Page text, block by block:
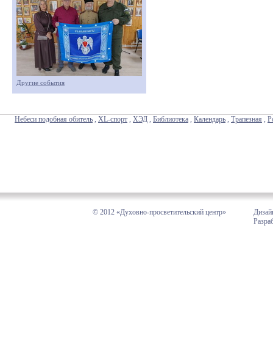
Другие события
Небеси подобная обитель , XL-спорт , ХЭД , Библиотека , Календарь , Трапезная ,
© 2012 «Духовно-просветительский центр»